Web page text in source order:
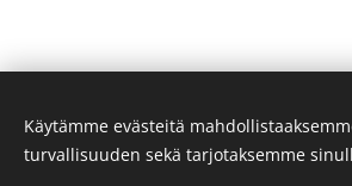
2026 Puheterapia
Käytämme evästeitä
turvallisuuden sekä tarjotaksemme